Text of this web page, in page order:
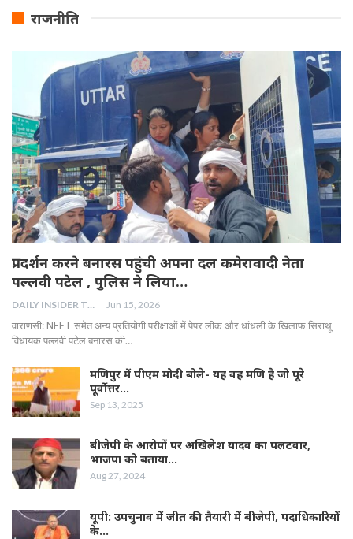
राजनीति
प्रदर्शन करने बनारस पहुंची अपना दल कमेरावादी नेता
पल्लवी पटेल , पुलिस ने लिया…
DAILY INSIDER TEAM Jun 15, 2026
वाराणसी: NEET समेत अन्य प्रतियोगी परीक्षाओं में पेपर लीक और धांधली के खिलाफ सिराथू
विधायक पल्लवी पटेल बनारस की…
मणिपुर में पीएम मोदी बोले- यह वह मणि है जो पूरे
पूर्वोत्तर…
Sep 13, 2025
बीजेपी के आरोपों पर अखिलेश यादव का पलटवार,
भाजपा को बताया…
Aug 27, 2024
यूपी: उपचुनाव में जीत की तैयारी में बीजेपी, पदाधिकारियों
के…